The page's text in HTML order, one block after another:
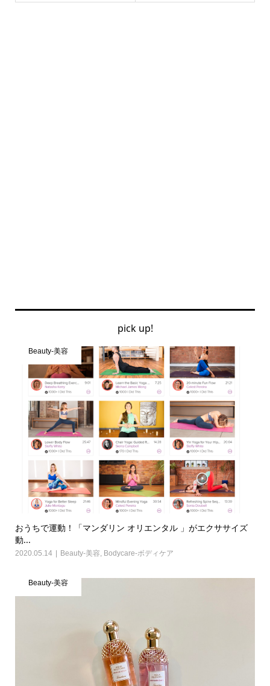
pick up!
Beauty-美容
おうちで運動！「マンダリン オリエンタル 」がエクササイズ
動...
2020.05.14 Beauty-美容 Bodycare-ボディケア
Beauty-美容